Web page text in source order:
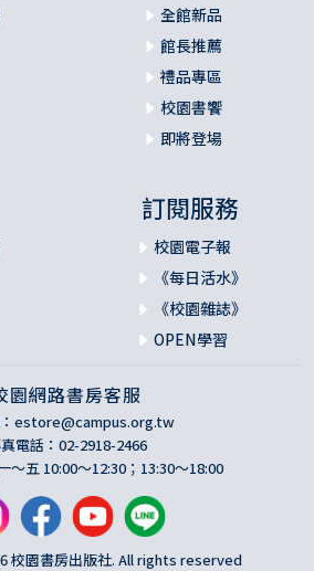
全館新品
館長推薦
禮品專區
校園書饗
即將登場
訂閱服務
校園電子報
《每日活水》
《校園雜誌》
OPEN學習
園網路書房客服
estore@campus.org.tw
電話：02-2918-2466
～五 10:00～12:30；13:30～18:00
校園書房出版社. All rights reserved